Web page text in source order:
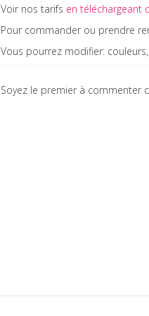
Voir nos tarifs en téléchargeant
Pour commander ou prendre
Vous pourrez modifier:
Soyez le premier à commenter